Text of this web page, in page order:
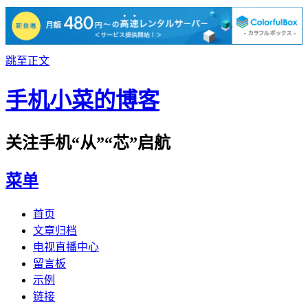
跳至正文
手机小菜的博客
关注手机“从”“芯”启航
菜单
首页
文章归档
电视直播中心
留言板
示例
链接